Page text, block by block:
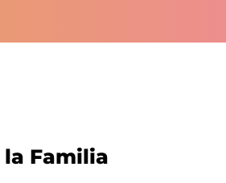
Familia